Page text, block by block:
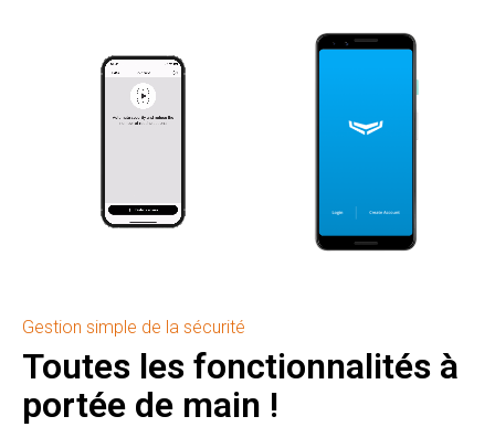
Gestion simple de la sécurité
Toutes les fonctionnalités à
portée de main !